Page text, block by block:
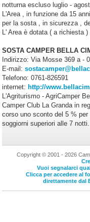
notturna escluso luglio -
L'Area , in funzione da 15
per la sosta , in sicurezza ,
L' Area è dotata ( a richiesta
SOSTA CAMPER BELLA
Indirizzo: Via Mosse 369 a -
E-mail:
Telefono: 0761-826591
internet: http://
L'Agriturismo - AgriCamper
Camper Club La Granda in
corso uno sconto del 5 %
soggiorni superiori alle 7 notti.
Copyright © 2001 - 2026
Vuoi segnalarci
Clicca per accedere al
direttamente dal